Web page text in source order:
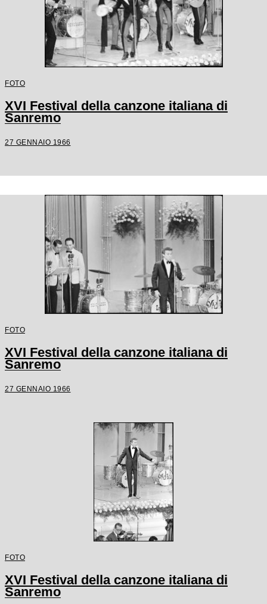
FOTO
XVI Festival della canzone italiana di
Sanremo
27 GENNAIO 1966
FOTO
XVI Festival della canzone italiana di
Sanremo
27 GENNAIO 1966
FOTO
XVI Festival della canzone italiana di
Sanremo